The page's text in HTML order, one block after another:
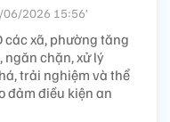
2026 15:56’
các xã, phường tăng
chặn, xử lý
trải nghiệm và thể
đảm điều kiện an